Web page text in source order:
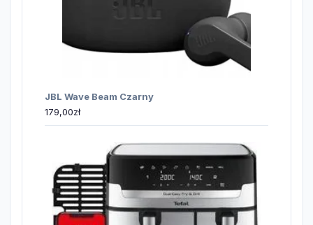
JBL Wave Beam Czarny
179,00zł